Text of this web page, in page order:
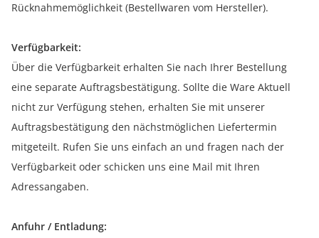
Rücknahmemöglichkeit (Bestellwaren vom Hersteller).
Verfügbarkeit:
Über die Verfügbarkeit erhalten Sie nach Ihrer Bestellung
eine separate Auftragsbestätigung. Sollte die Ware Aktuell
nicht zur Verfügung stehen, erhalten Sie mit unserer
Auftragsbestätigung den nächstmöglichen Liefertermin
mitgeteilt. Rufen Sie uns einfach an und fragen nach der
Verfügbarkeit oder schicken uns eine Mail mit Ihren
Adressangaben.
Anfuhr / Entladung: